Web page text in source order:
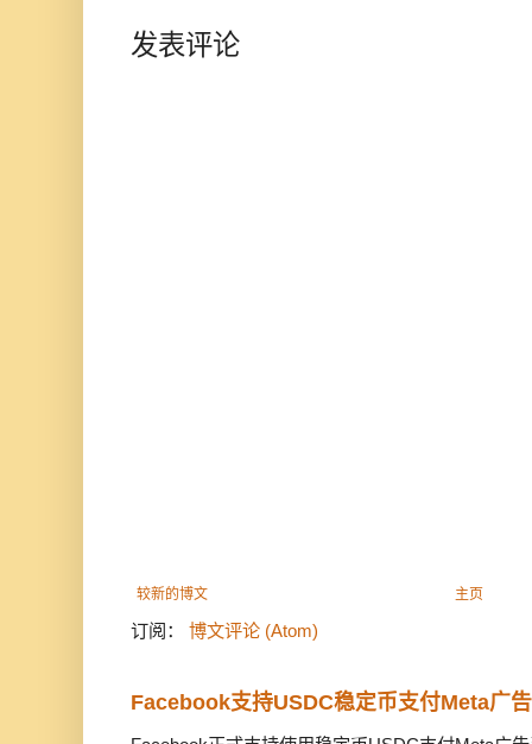
发表评论
较新的博文 主页
订阅： 博文评论 (Atom)
Facebook支持USDC稳定币支付Meta广